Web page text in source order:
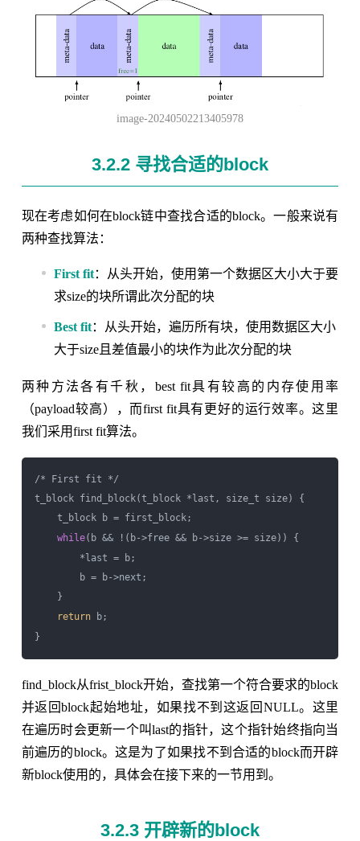
image-20240502213405978
3.2.2 寻找合适的block
现在考虑如何在block链中查找合适的block。一般来说有
两种查找算法：
First fit：从头开始，使用第一个数据区大小大于要
求size的块所谓此次分配的块
Best fit：从头开始，遍历所有块，使用数据区大小
大于size且差值最小的块作为此次分配的块
两种方法各有千秋，best fit具有较高的内存使用率
（payload较高），而first fit具有更好的运行效率。这里
我们采用first fit算法。
/* First fit */
t_block find_block(t_block *last, size_t size) {
t_block b = first_block;
while(b && !(b->free && b->size >= size)) {
*last = b;
b = b->next;
}
return b;
find_block从frist_block开始，查找第一个符合要求的block
并返回block起始地址，如果找不到这返回NULL。这里
在遍历时会更新一个叫last的指针，这个指针始终指向当
前遍历的block。这是为了如果找不到合适的block而开辟
新block使用的，具体会在接下来的一节用到。
3.2.3 开辟新的block